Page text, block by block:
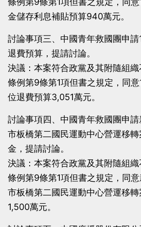
金儲存利息補貼預算940萬元。
討論事項三、中國青年救國團申
退費預算，提請討論。
決議：本案符合政黨及其附隨組
條例第9條第1項但書之規定，同
位退費預算3,051萬元。
討論事項四、中國青年救國團申
市板橋第二國民運動中心營運移
金，提請討論。
決議：本案符合政黨及其附隨組
條例第9條第1項但書之規定，同
市板橋第二國民運動中心營運移
1,500萬元。